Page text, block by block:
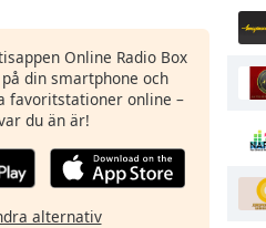
Online Radio Box
på din smartphone och
favoritstationer online –
du än är!
alternativ